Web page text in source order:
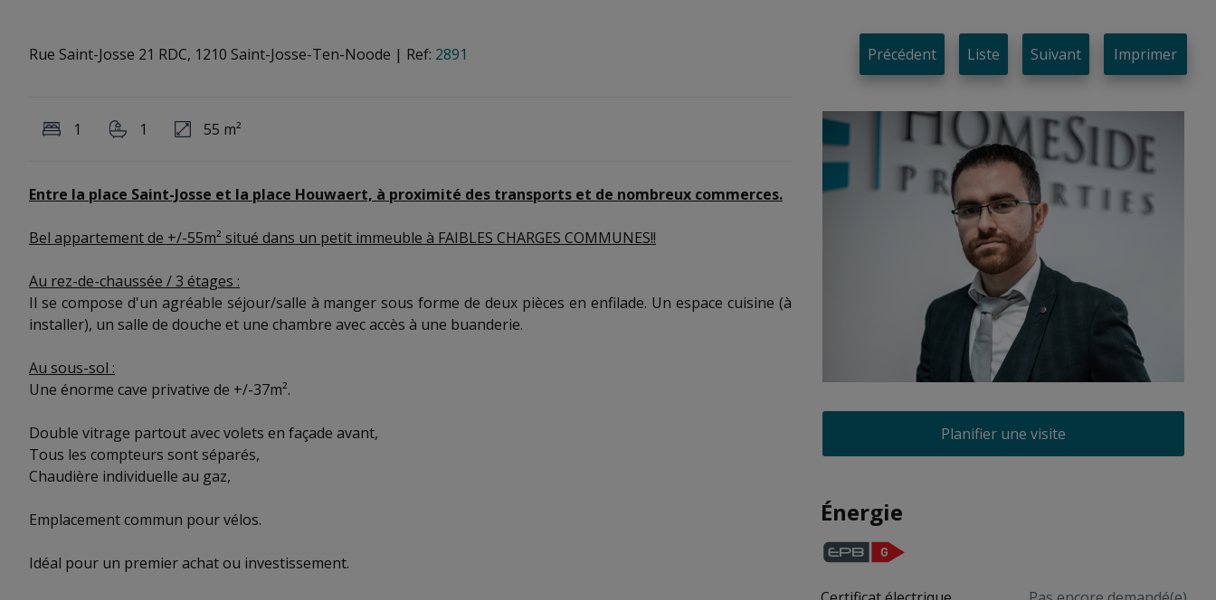
Rue Saint-Josse 21 RDC, 1210 Saint-Josse-Ten-Noode | Ref: 2891 Précédent Liste Suivant Imprimer
1 1 55 m²
Entre la place Saint-Josse et la place Houwaert, à proximité des transports et de nombreux commerces.
Bel appartement de +/-55m² situé dans un petit immeuble à FAIBLES CHARGES COMMUNES!!
Au rez-de-chaussée / 3 étages :
Il se compose d'un agréable séjour/salle à manger sous forme de deux pièces en enfilade. Un espace cuisine (à
installer), un salle de douche et une chambre avec accès à une buanderie.
Au sous-sol :
Une énorme cave privative de +/-37m².
Double vitrage partout avec volets en façade avant,
Tous les compteurs sont séparés,
Chaudière individuelle au gaz,
Emplacement commun pour vélos.
Idéal pour un premier achat ou investissement.
Planifier une visite
Énergie